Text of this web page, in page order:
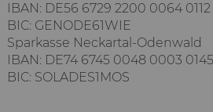
IBAN: DE56 6729 2200 0064
BIC: GENODE61WIE
Sparkasse Neckartal-Odenwald
IBAN: DE74 6745 0048 0003
BIC: SOLADES1MOS